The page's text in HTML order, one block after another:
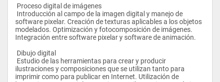
Proceso digital de imágenes
software pixelar. Creación de texturas aplicables a los objetos
modelados. Optimización y fotocomposición de imágenes.
Integración entre software pixelar y software de animación.
Dibujo digital
ilustraciones y composiciones que se utilizan tanto para
imprimir como para publicar en Internet. Utilización de